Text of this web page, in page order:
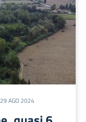
29 AGO 2024